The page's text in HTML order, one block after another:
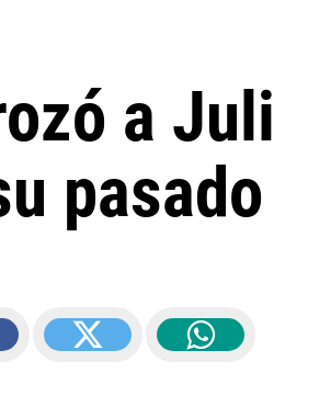
a Juli
pasado